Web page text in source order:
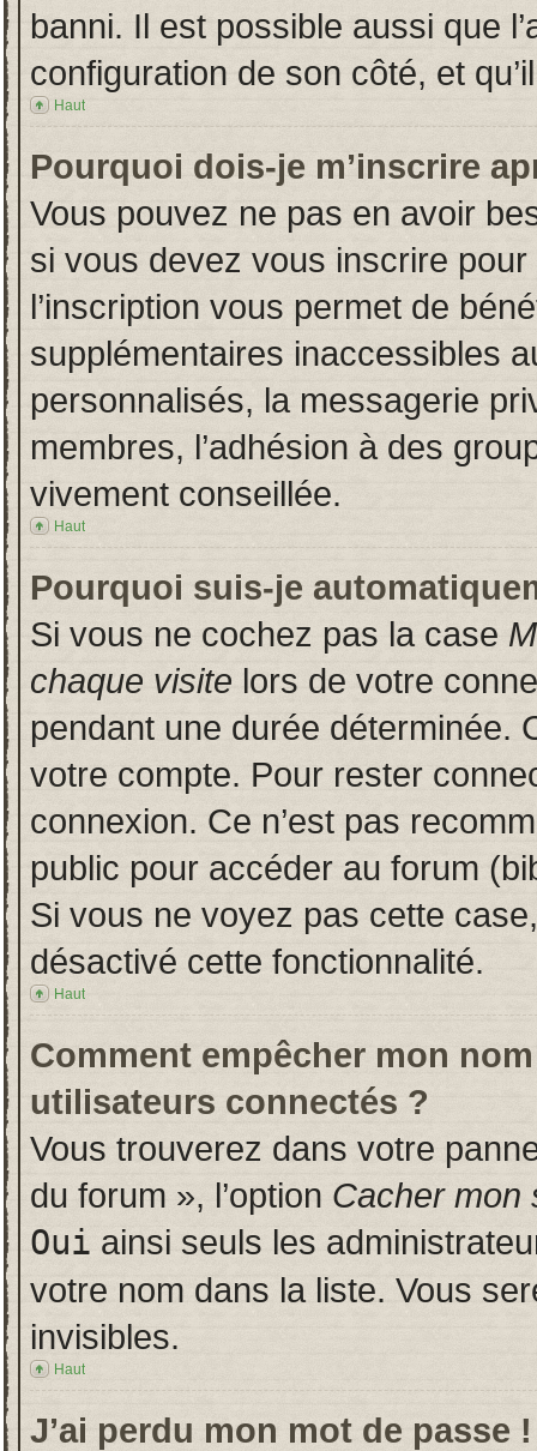
banni. Il est possible aussi que
configuration de son côté, et
Haut
Pourquoi dois-je m’inscrire
Vous pouvez ne pas en avoir
si vous devez vous inscrire
l’inscription vous permet de
supplémentaires inaccessibles
personnalisés, la messagerie
membres, l’adhésion à des
vivement conseillée.
Haut
Pourquoi suis-je
Si vous ne cochez pas la case
chaque visite lors de votre
pendant une durée déterminée.
votre compte. Pour rester
connexion. Ce n’est pas
public pour accéder au forum
Si vous ne voyez pas cette
désactivé cette fonctionnalité.
Haut
Comment empêcher mon
utilisateurs connectés ?
Vous trouverez dans votre
du forum », l’option Cacher mon
Oui ainsi seuls les
votre nom dans la liste. Vous
invisibles.
Haut
J’ai perdu mon mot de passe !